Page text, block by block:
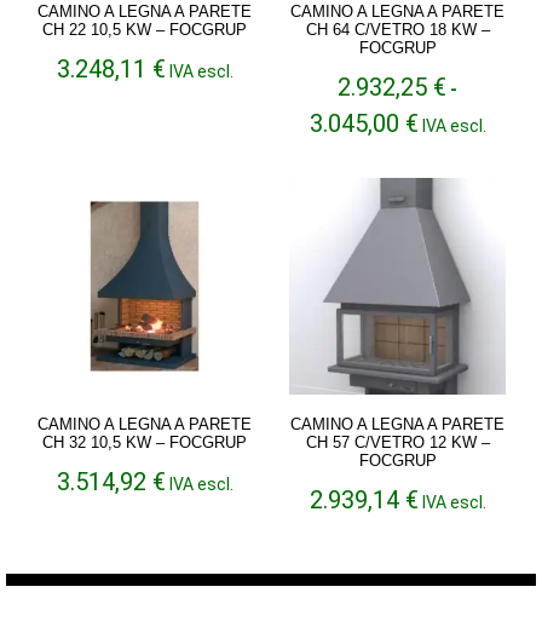
CAMINO A LEGNA A PARETE
CH 22 10,5 KW – FOCGRUP
3.248,11 € IVA escl.
CAMINO A LEGNA A PARETE
CH 64 C/VETRO 18 KW –
FOCGRUP
2.932,25 € -
3.045,00 €Fascia
2.932,25 €
a
3.045,00 €
IVA escl.
CAMINO A LEGNA A PARETE
CH 32 10,5 KW – FOCGRUP
3.514,92 € IVA escl.
CAMINO A LEGNA A PARETE
CH 57 C/VETRO 12 KW –
FOCGRUP
2.939,14 € IVA escl.